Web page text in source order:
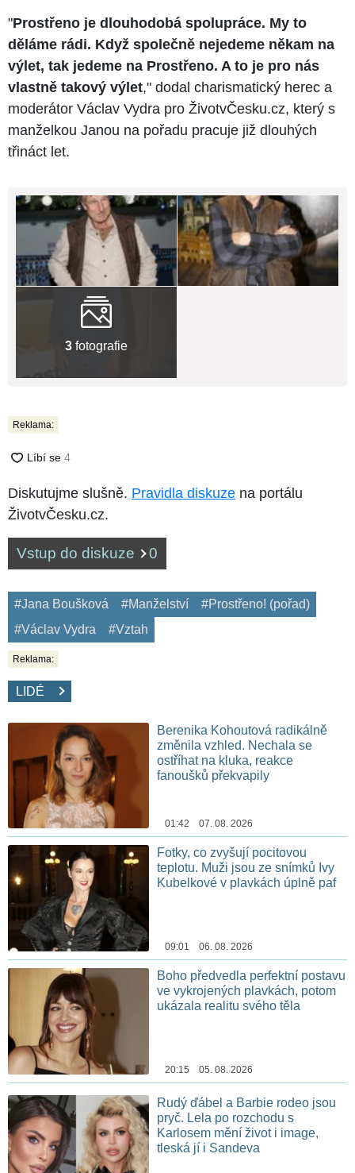
"Prostřeno je dlouhodobá spolupráce. My to
děláme rádi. Když společně nejedeme někam na
výlet, tak jedeme na Prostřeno. A to je pro nás
vlastně takový výlet," dodal charismatický herec a
moderátor Václav Vydra pro ŽivotvČesku.cz, který s
manželkou Janou na pořadu pracuje již dlouhých
třináct let.
3 fotografie
Reklama:
Diskutujme slušně. Pravidla diskuze na portálu
ŽivotvČesku.cz.
Vstup do diskuze 0
#Jana Boušková #Manželství
#Prostřeno! (pořad)
#Václav Vydra
#Vztah
Reklama:
LIDÉ
Berenika Kohoutová radikálně
změnila vzhled. Nechala se
ostříhat na kluka, reakce
fanoušků překvapily
01:42 07. 08. 2026
Fotky, co zvyšují pocitovou
teplotu. Muži jsou ze snímků Ivy
Kubelkové v plavkách úplně paf
09:01 06. 08. 2026
Boho předvedla perfektní postavu
ve vykrojených plavkách, potom
ukázala realitu svého těla
20:15 05. 08. 2026
Rudý ďábel a Barbie rodeo jsou
pryč. Lela po rozchodu s
Karlosem mění život i image,
tleská jí i Sandeva